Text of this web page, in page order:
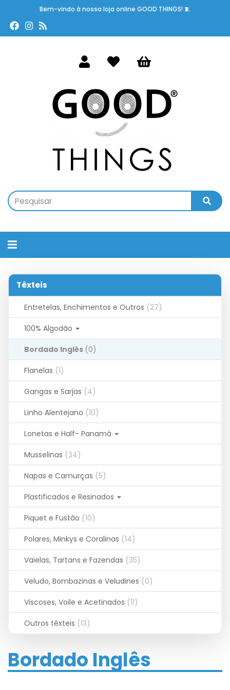
Bem-vindo à nossa loja online GOOD THINGS! 🧵
Alternar
navegação
Têxteis
Entretelas, Enchimentos e Outros (27)
100% Algodão
Bordado Inglês (0)
Flanelas (1)
Gangas e Sarjas (4)
Linho Alentejano (10)
Lonetas e Half- Panamá
Musselinas (34)
Napas e Camurças (5)
Plastificados e Resinados
Piquet e Fustão (10)
Polares, Minkys e Coralinas (14)
Vaielas, Tartans e Fazendas (35)
Veludo, Bombazinas e Veludines (0)
Viscoses, Voile e Acetinados (11)
Outros têxteis (13)
Bordado Inglês